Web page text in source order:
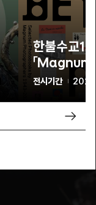
한불수교
「
Pages
전시기간